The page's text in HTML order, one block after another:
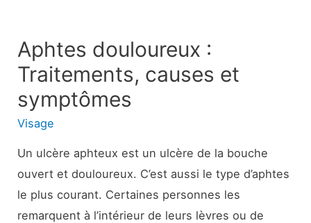
Aphtes douloureux :
Traitements, causes et
symptômes
Visage
Un ulcère aphteux est un ulcère de la bouche
ouvert et douloureux. C’est aussi le type d’aphtes
le plus courant. Certaines personnes les
remarquent à l’intérieur de leurs lèvres ou de